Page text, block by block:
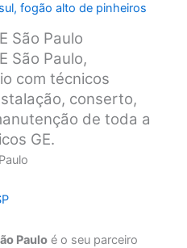
,fogão alto de pinheiros
São Paulo
São Paulo,
com técnicos
conserto,
de toda a
GE.
Paulo é o seu parceiro